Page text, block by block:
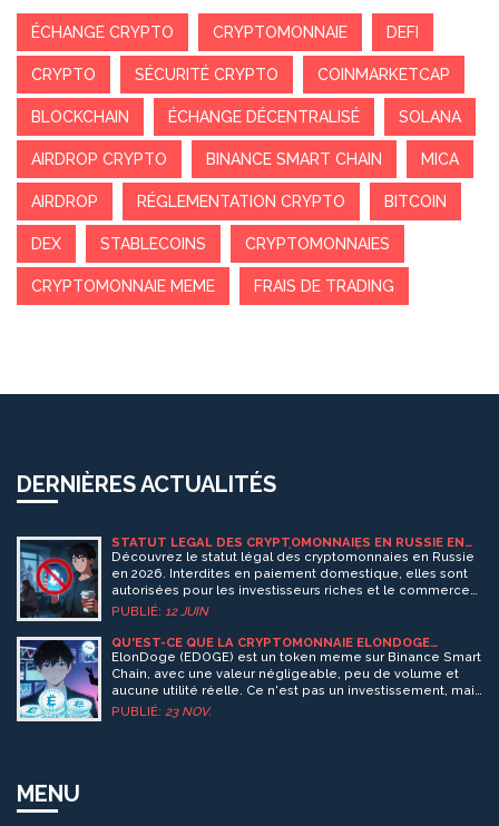
ÉCHANGE CRYPTO CRYPTOMONNAIE DEFI
CRYPTO SÉCURITÉ CRYPTO COINMARKETCAP
BLOCKCHAIN ÉCHANGE DÉCENTRALISÉ SOLANA
AIRDROP CRYPTO BINANCE SMART CHAIN MICA
AIRDROP RÉGLEMENTATION CRYPTO BITCOIN
DEX STABLECOINS CRYPTOMONNAIES
CRYPTOMONNAIE MEME FRAIS DE TRADING
DERNIÈRES ACTUALITÉS
STATUT LÉGAL DES CRYPTOMONNAIES EN RUSSIE EN
2026 : RESTRICTIONS ET RÉGIME EXPÉRIMENTAL
Découvrez le statut légal des cryptomonnaies en Russie
en 2026. Interdites en paiement domestique, elles sont
autorisées pour les investisseurs riches et le commerce
extérieur sous régime expérimental.
PUBLIÉ: 12 JUIN
QU'EST-CE QUE LA CRYPTOMONNAIE ELONDOGE
(EDOGE) ?
ElonDoge (EDOGE) est un token meme sur Binance Smart
Chain, avec une valeur négligeable, peu de volume et
aucune utilité réelle. Ce n'est pas un investissement, mais
un exemple de spéculation extrême dans les
PUBLIÉ: 23 NOV.
MENU